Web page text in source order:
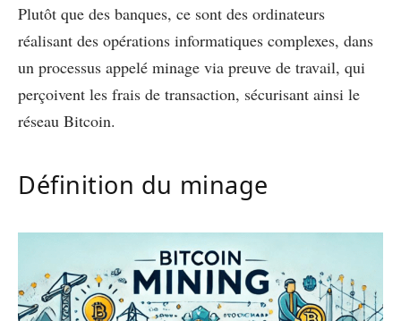
Plutôt que des banques, ce sont des ordinateurs
réalisant des opérations informatiques complexes, dans
un processus appelé minage via preuve de travail, qui
perçoivent les frais de transaction, sécurisant ainsi le
réseau Bitcoin.
Définition du minage